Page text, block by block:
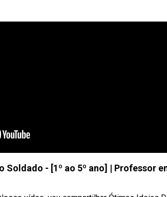
Soldado - [1º ao 5º ano] | Professor